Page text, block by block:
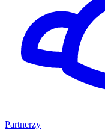
Partnerzy